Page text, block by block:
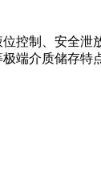
控制、安全
端介质储存